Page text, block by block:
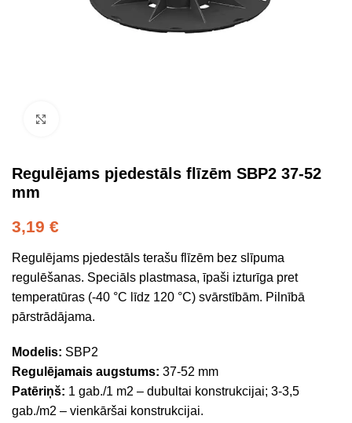
Regulējams pjedestāls flīzēm SBP2 37-52
mm
3,19 €
Regulējams pjedestāls terašu flīzēm bez slīpuma
regulēšanas. Speciāls plastmasa, īpaši izturīga pret
temperatūras (-40 °C līdz 120 °C) svārstībām. Pilnībā
pārstrādājama.
Modelis: SBP2
Regulējamais augstums: 37-52 mm
Patēriņš: 1 gab./1 m2 – dubultai konstrukcijai; 3-3,5
gab./m2 – vienkāršai konstrukcijai.